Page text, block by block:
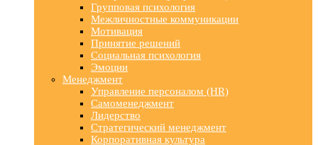
Групповая психология
Межличностные коммуникации
Мотивация
Принятие решений
Социальная психология
Эмоции
Менеджмент
Управление персоналом (HR)
Самоменеджмент
Лидерство
Стратегический менеджмент
Корпоративная культура